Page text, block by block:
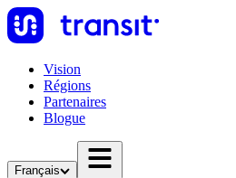
Vision
Régions
Partenaires
Blogue
Français